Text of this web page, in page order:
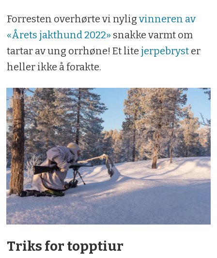
Forresten overhørte vi nylig vinneren av
«Årets jakthund 2022» snakke varmt om
tartar av ung orrhøne! Et lite jerpebryster
heller ikke å forakte.
Triks for topptiur